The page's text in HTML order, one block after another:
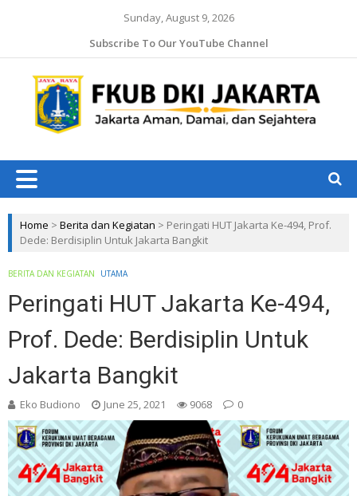
Sunday, August 9, 2026
Subscribe To Our YouTube Channel
Home > Berita dan Kegiatan > Peringati HUT Jakarta Ke-494, Prof.
Dede: Berdisiplin Untuk Jakarta Bangkit
BERITA DAN KEGIATAN UTAMA
Peringati HUT Jakarta Ke-494,
Prof. Dede: Berdisiplin Untuk
Jakarta Bangkit
Eko Budiono June 25, 2021 9068 0